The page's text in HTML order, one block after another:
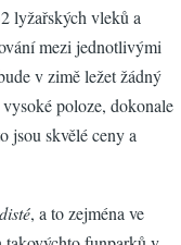
lyžařských vleků a
mezi jednotlivými
v zimě ležet žádný
poloze, dokonale
jsou skvělé ceny a
, a to zejména ve